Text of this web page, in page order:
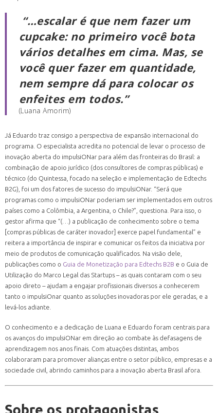
“…escalar é que nem fazer um
cupcake: no primeiro você bota
vários detalhes em cima. Mas, se
você quer fazer em quantidade,
nem sempre dá para colocar os
enfeites em todos.”
(Luana Amorim)
Já Eduardo traz consigo a perspectiva de expansão internacional do
programa. O especialista acredita no potencial de levar o processo de
inovação aberta do impulsiONar para além das fronteiras do Brasil: a
combinação de apoio jurídico (dos consultores de compras públicas) e
técnico (do Quintessa, focado na seleção e implementação de Edtechs
B2G), foi um dos fatores de sucesso do impulsiONar. “Será que
programas como o impulsiONar poderiam ser implementados em outros
países como a Colômbia, a Argentina, o Chile?”, questiona. Para isso, o
gestor afirma que “(…) a publicação de conhecimento sobre o tema
[compras públicas de caráter inovador] exerce papel fundamental” e
reitera a importância de inspirar e comunicar os feitos da iniciativa por
meio de produtos de comunicação qualificados. Na visão dele,
publicações como o Guia de Monetização para Edtechs B2B e o Guia de
Utilização do Marco Legal das Startups – as quais contaram com o seu
apoio direto – ajudam a engajar profissionais diversos a conhecerem
tanto o impulsiOnar quanto as soluções inovadoras por ele geradas, e a
levá-los adiante.
O conhecimento e a dedicação de Luana e Eduardo foram centrais para
os avanços do impulsiONar em direção ao combate às defasagens de
aprendizagem nos anos finais. Com atuações distintas, ambos
colaboraram para promover alianças entre o setor público, empresas e a
sociedade civil, abrindo caminhos para a inovação aberta Brasil afora.
Sobre os protagonistas